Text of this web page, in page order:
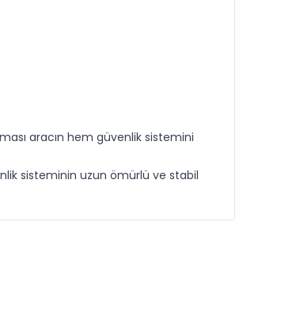
aracın hem güvenlik sistemini
sisteminin uzun ömürlü ve stabil